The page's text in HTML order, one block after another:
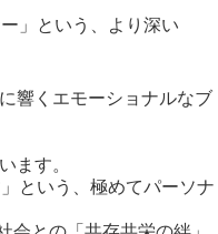
」という、より深い
響くエモーショナルなブ
ます。
という、極めてパーソナ